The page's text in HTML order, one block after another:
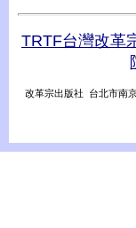
TRTF台灣改革
改革宗出版社 台北市南